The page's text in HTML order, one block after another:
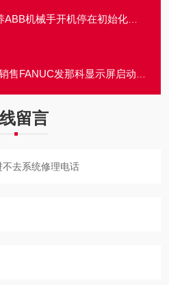
械手开机停在初始化界面不动当天修好
发那科显示屏启动一直在加载画面修理
留言